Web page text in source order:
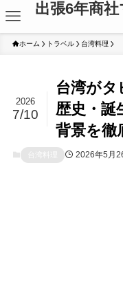
出張6年商
ホーム トラベル 台湾料理
台湾がタ
歴史・誕
背景を徹
2026
7/10
2026年5月